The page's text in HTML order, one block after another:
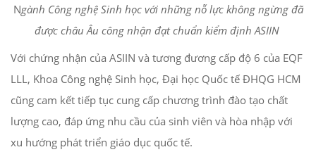
Ngành Công nghệ Sinh học với những nỗ lực không ngừng đã
được châu Âu công nhận đạt chuẩn kiểm định ASIIN
Với chứng nhận của ASIIN và tương đương cấp độ 6 của EQF
LLL, Khoa Công nghệ Sinh học, Đại học Quốc tế ĐHQG HCM
cũng cam kết tiếp tục cung cấp chương trình đào tạo chất
lượng cao, đáp ứng nhu cầu của sinh viên và hòa nhập với
xu hướng phát triển giáo dục quốc tế.